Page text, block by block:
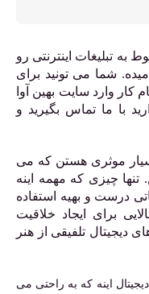
به تبلیغات اینترنتی رو
شما می تونید برای
کار وارد سایت بهین آوا
با ما تماس بگیرید و
موثری هستن که می
چیزی که مهمه اینه
درست و بهیه استفاده
برای ایجاد خلاقیت
دیجیتال تلفیقی از هنر
اینه که به راحتی می